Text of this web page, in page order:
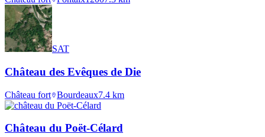
SAT
Château des Evêques de Die
Château fort Bourdeaux7.4 km
Château du Poët-Célard